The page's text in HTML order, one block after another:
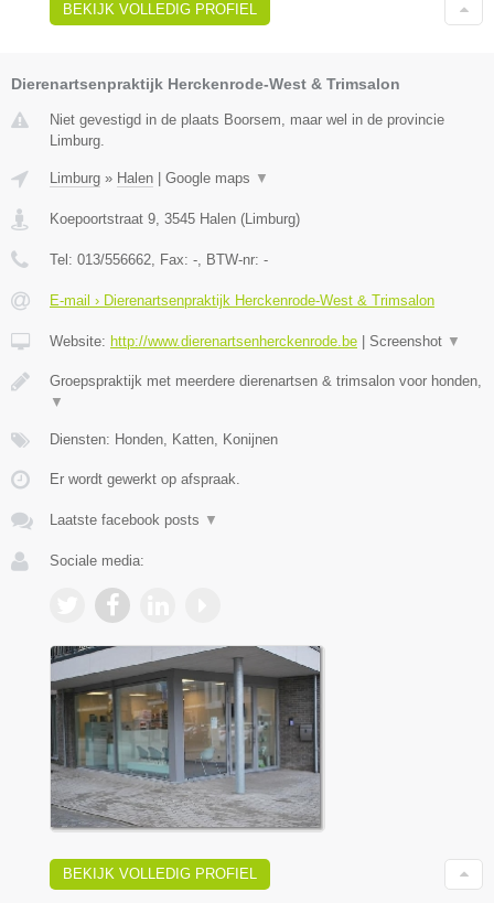
BEKIJK VOLLEDIG PROFIEL
Dierenartsenpraktijk Herckenrode-West & Trimsalon
Niet gevestigd in de plaats Boorsem, maar wel in de provincie
Limburg.
Limburg » Halen Google maps ▼
Koepoortstraat 9, 3545 Halen (Limburg)
Tel: 013/556662, Fax: -, BTW-nr: -
E-mail › Dierenartsenpraktijk Herckenrode-West & Trimsalon
Website: http://www.dierenartsenherckenrode.be Screenshot ▼
Groepspraktijk met meerdere dierenartsen & trimsalon voor honden,
▼
Diensten: Honden, Katten, Konijnen
Er wordt gewerkt op afspraak.
Laatste facebook posts ▼
Sociale media:
BEKIJK VOLLEDIG PROFIEL